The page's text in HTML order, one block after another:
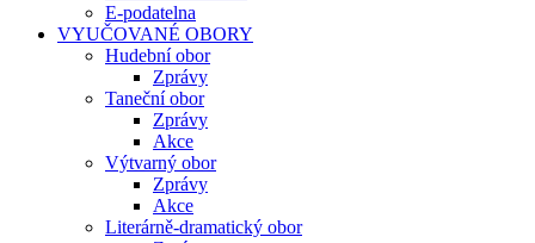
E-podatelna
VYUČOVANÉ OBORY
Hudební obor
Zprávy
Taneční obor
Zprávy
Akce
Výtvarný obor
Zprávy
Akce
Literárně-dramatický obor